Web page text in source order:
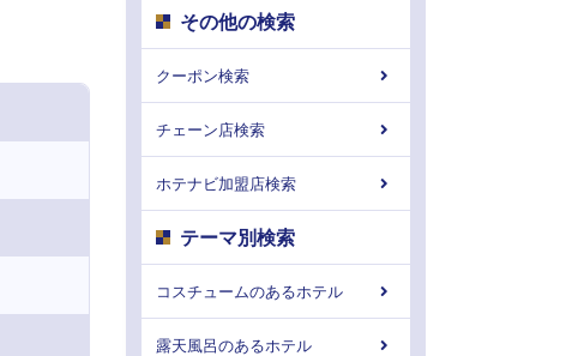
その他の検索
クーポン検索
チェーン店検索
ホテナビ加盟店検索
テーマ別検索
コスチュームのあるホテル
露天風呂のあるホテル